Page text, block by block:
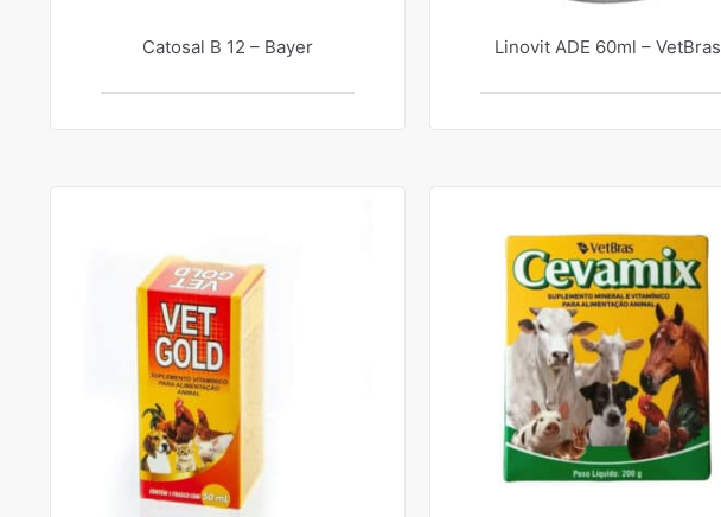
Catosal B 12 – Bayer Linovit ADE 60ml – VetBras